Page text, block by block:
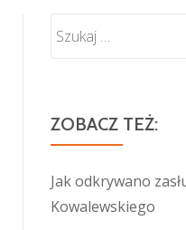
ZOBACZ TEŻ:
Jak odkrywano
Kowalewskiego